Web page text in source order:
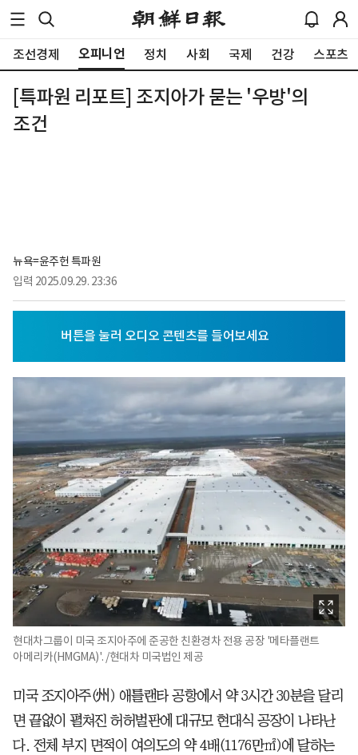
조선경제 오피니언 정치 사회 국제 건강 스포츠
[특파원 리포트] 조지아가 묻는 '우방'의
조건
뉴욕=윤주헌 특파원
입력 2025.09.29. 23:36
현대차그룹이 미국 조지아주에 준공한 친환경차 전용 공장 '메타플랜트
아메리카(HMGMA)'. /현대차 미국법인 제공
미국 조지아주(州) 애틀랜타 공항에서 약 3시간 30분을 달리
면 끝없이 펼쳐진 허허벌판에 대규모 현대식 공장이 나타난
다. 전체 부지 면적이 여의도의 약 4배(1176만㎡)에 달하는